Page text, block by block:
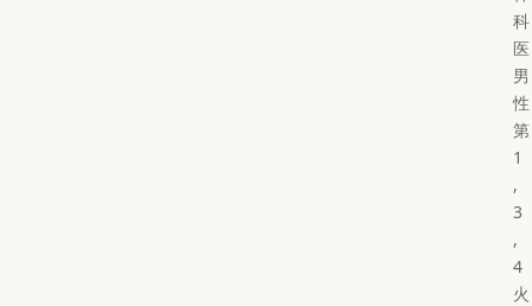
科
医
男
性
第
1
,
3
,
4
火